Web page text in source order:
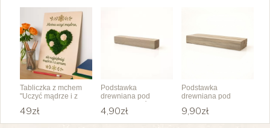
Tabliczka z mchem
"Uczyć mądrze i z
49zł
Podstawka
drewniana pod
4,90zł
Podstawka
drewniana pod
9,90zł